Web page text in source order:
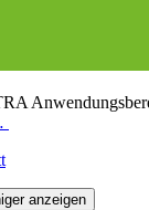
anzeigen